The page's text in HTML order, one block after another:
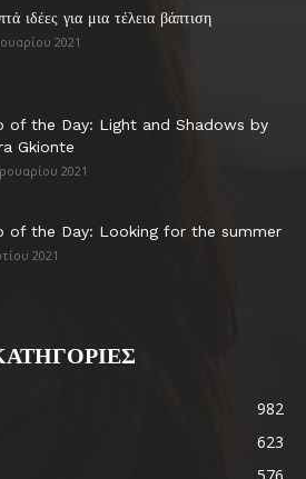
ιδέες για μια τέλεια βάπτιση
2021
of the Day: Light and Shadows by
Gkionte
2021
of the Day: Looking for the summer
2021
982
623